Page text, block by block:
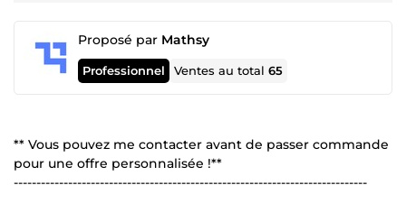
Proposé par Mathsy
Professionnel Ventes au total65
** Vous pouvez me contacter avant de passer commande
pour une offre personnalisée !**
------------------------------------------------------------------------------